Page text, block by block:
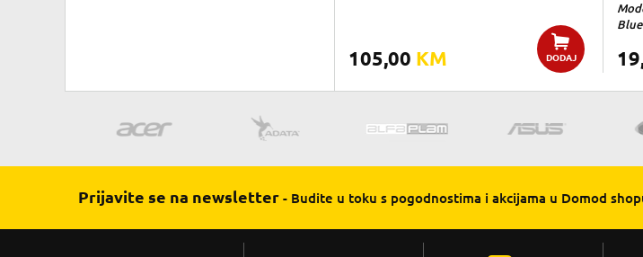
105,00 KM DODAJ
Prijavite se na newsletter - Budite u toku s pogodnostima i akcijama u Domod